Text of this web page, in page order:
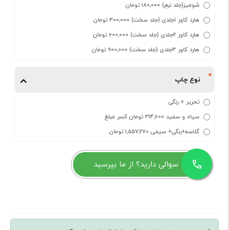
شومیز(جلد نرم) 180,000 تومان
هارد کاور 1جلدی (جلد سخت) 300,000 تومان
هارد کاور 2جلدی (جلد سخت) 600,000 تومان
هارد کاور 3جلدی (جلد سخت) 900,000 تومان
نوع چاپ
تحریر + رنگی
سیاه و سفید 314,600 تومان کسر مبلغ
گلاسه+رنگی+ سیمی 1,557,270 تومان
سوالی دارید؟ از ما بپرسید